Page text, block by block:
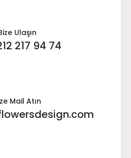
Ulaşın
217 94 74
Mail Atın